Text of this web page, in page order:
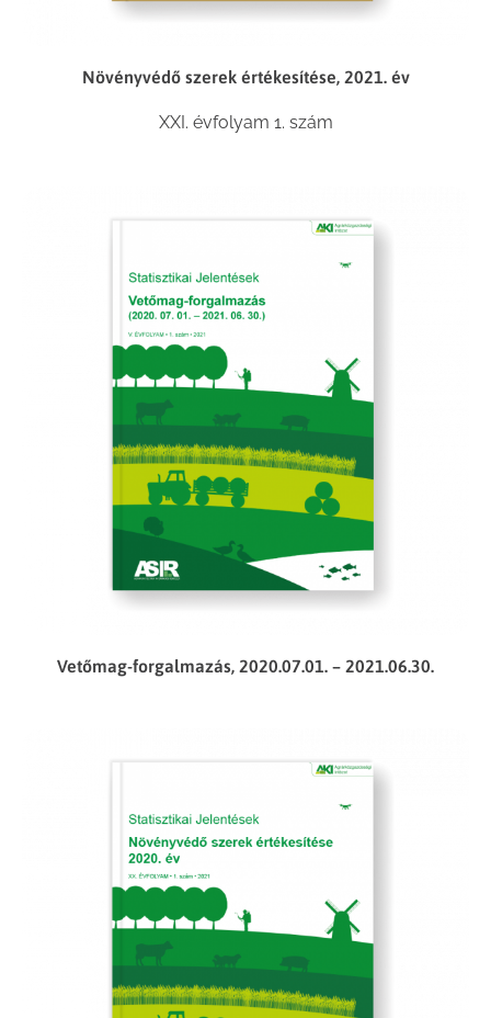
Növényvédő szerek értékesítése, 2021. év
XXI. évfolyam 1. szám
Vetőmag-forgalmazás, 2020.07.01. – 2021.06.30.